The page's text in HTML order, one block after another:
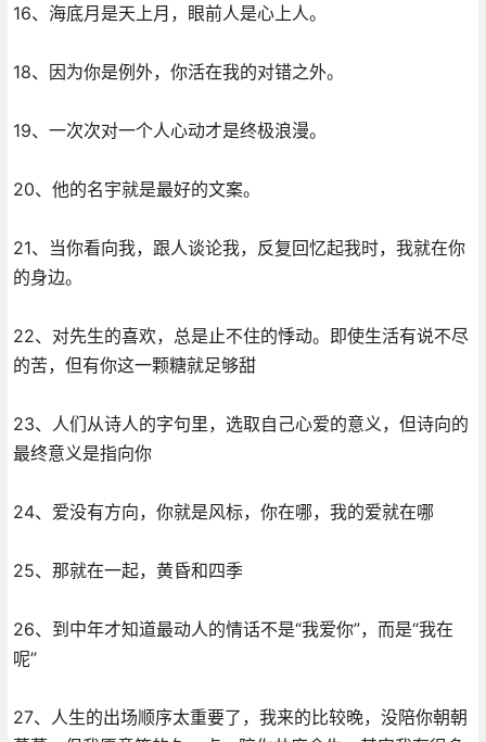
16、海底月是天上月，眼前人是心上人。
18、因为你是例外，你活在我的对错之外。
19、一次次对一个人心动才是终极浪漫。
20、他的名宇就是最好的文案。
21、当你看向我，跟人谈论我，反复回忆起我时，我就在你
的身边。
22、对先生的喜欢，总是止不住的悸动。即使生活有说不尽
的苦，但有你这一颗糖就足够甜
23、人们从诗人的字句里，选取自己心爱的意义，但诗向的
最终意义是指向你
24、爱没有方向，你就是风标，你在哪，我的爱就在哪
25、那就在一起，黄昏和四季
26、到中年才知道最动人的情话不是“我爱你”，而是“我在
呢”
27、人生的出场顺序太重要了，我来的比较晚，没陪你朝朝